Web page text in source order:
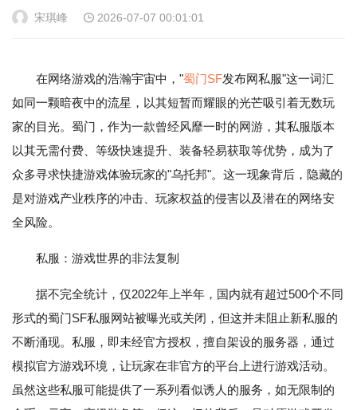
宋琪峰 2026-07-07 00:01:01
在网络游戏的浩瀚宇宙中，"蜀门SF发布网私服"这一词汇
如同一颗暗夜中的流星，以其短暂而耀眼的光芒吸引着无数玩
家的目光。蜀门，作为一款曾经风靡一时的网游，其私服版本
以其无需付费、等级快速提升、装备轻易获取等优势，成为了
众多寻求快捷游戏体验玩家的"乌托邦"。这一现象背后，隐藏的
是对游戏产业秩序的冲击、玩家权益的侵害以及潜在的网络安
全风险。
私服：游戏世界的非法复制
据不完全统计，仅2022年上半年，国内就有超过500个不同
形式的蜀门SF私服网站被曝光或关闭，但这并未阻止新私服的
不断涌现。私服，即未经官方授权，擅自架设的服务器，通过
模拟官方游戏环境，让玩家在非官方的平台上进行游戏活动。
虽然这些私服可能提供了一系列看似诱人的服务，如无限制的